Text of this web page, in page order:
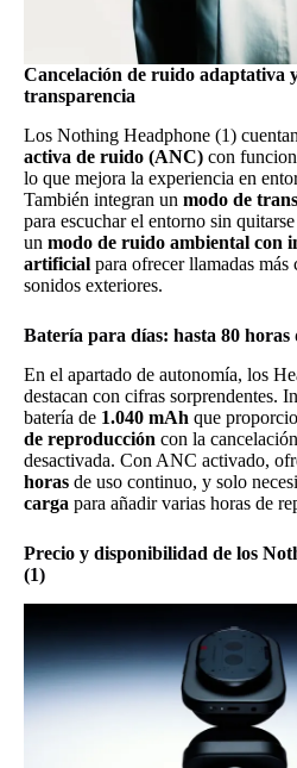
Cancelación de ruido adaptativa
transparencia
Los Nothing Headphone (1)
activa de ruido (ANC) con
lo que mejora la experiencia en
También integran un modo de
para escuchar el entorno sin
un modo de ruido ambiental con
artificial para ofrecer llamadas más
sonidos exteriores.
Batería para días: hasta 80 horas
En el apartado de autonomía, los
destacan con cifras sorprendentes.
batería de 1.040 mAh que
de reproducción con la
desactivada. Con ANC activado,
horas de uso continuo, y solo
carga para añadir varias horas de
Precio y disponibilidad de los
(1)